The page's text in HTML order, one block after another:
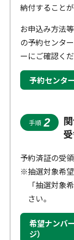
納付することが
お申込み方法
の予約センタ
ーにご確認くだ
予約センタ
手順 2
予約済証の受領
※抽選対象希
「抽選対象
さい。
希望ナンバ
ジ）